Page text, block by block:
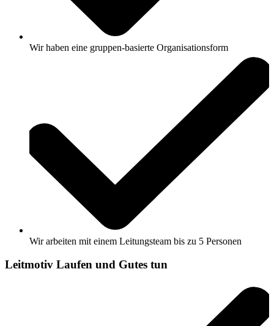
Wirhaben eine gruppen-basierte Organisationsform
Wirarbeiten mit einem Leitungsteam bis zu 5 Personen
Leitmotiv Laufen und Gutes tun